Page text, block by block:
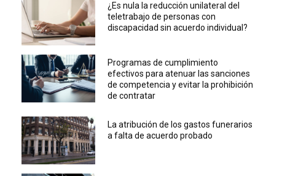
¿Es nula la reducción unilateral del
teletrabajo de personas con
discapacidad sin acuerdo individual?
Programas de cumplimiento
efectivos para atenuar las sanciones
de competencia y evitar la prohibición
de contratar
La atribución de los gastos funerarios
a falta de acuerdo probado